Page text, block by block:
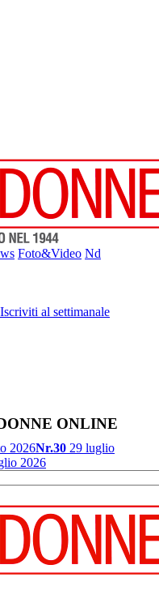
Foto&Video Nd
Iscriviti al settimanale
ONLINE
2026Nr.30 29 luglio
2026